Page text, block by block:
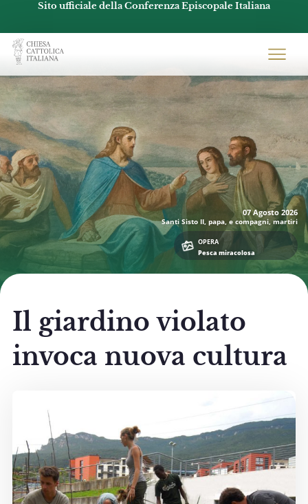
Sito ufficiale della Conferenza Episcopale Italiana
Chiesacattolica.it
07 Agosto 2026
Santi Sisto II, papa, e compagni, martiri
OPERA
Pesca miracolosa
Il giardino violato
invoca nuova cultura